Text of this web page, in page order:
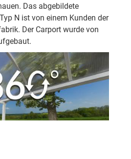
Das abgebildete
N ist von einem Kunden der
Der Carport wurde von